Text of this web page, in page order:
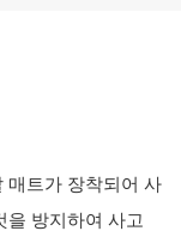
매트가 장착되어 사
을 방지하여 사고